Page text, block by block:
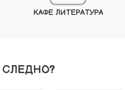
КАФЕ ЛИТЕРАТУРА